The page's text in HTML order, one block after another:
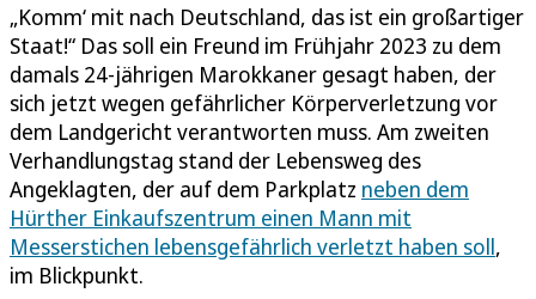
„Komm‘ mit nach Deutschland, das ist ein großartiger
Staat!“ Das soll ein Freund im Frühjahr 2023 zu dem
damals 24-jährigen Marokkaner gesagt haben, der
sich jetzt wegen gefährlicher Körperverletzung vor
dem Landgericht verantworten muss. Am zweiten
Verhandlungstag stand der Lebensweg des
Angeklagten, der auf dem Parkplatz neben dem
Hürther Einkaufszentrum einen Mann mit
Messerstichen lebensgefährlich verletzt haben soll,
im Blickpunkt.